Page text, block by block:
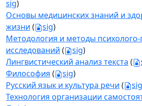
sig)
Основы медицинских знаний и
жизни ( sig)
Методология и методы психолого-
исследований ( sig)
Лингвистический анализ текста (
Философия ( sig)
Русский язык и культура речи ( sig
Технология организации